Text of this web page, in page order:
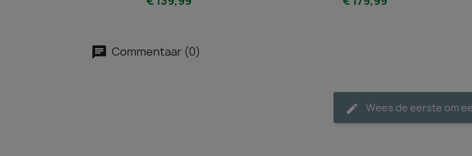
Commentaar (0)
Wees de eerste om